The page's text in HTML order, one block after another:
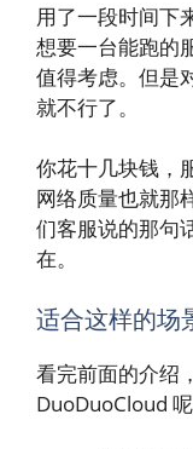
用了一段时间下
想要一台能跑的
值得考虑。但是
就不行了。
你花十几块钱，
网络质量也就那
们客服说的那句
在。
适合这样的场
看完前面的介绍
DuoDuoCloud